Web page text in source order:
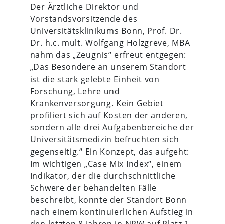
Der Ärztliche Direktor und
Vorstandsvorsitzende des
Universitätsklinikums Bonn, Prof. Dr.
Dr. h.c. mult. Wolfgang Holzgreve, MBA
nahm das „Zeugnis“ erfreut entgegen:
„Das Besondere an unserem Standort
ist die stark gelebte Einheit von
Forschung, Lehre und
Krankenversorgung. Kein Gebiet
profiliert sich auf Kosten der anderen,
sondern alle drei Aufgabenbereiche der
Universitätsmedizin befruchten sich
gegenseitig.“ Ein Konzept, das aufgeht:
Im wichtigen „Case Mix Index“, einem
Indikator, der die durchschnittliche
Schwere der behandelten Fälle
beschreibt, konnte der Standort Bonn
nach einem kontinuierlichen Aufstieg in